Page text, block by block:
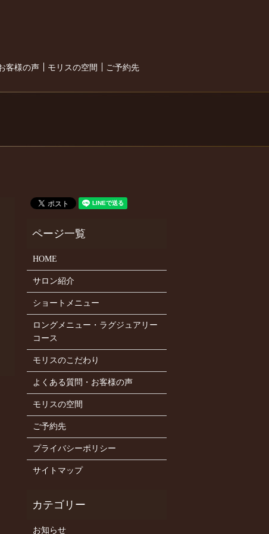
客様の声 モリスの空間 ご予約先
HOME
サロン紹介
ショートメニュー
ロングメニュー・ラグジュアリー
コース
モリスのこだわり
よくある質問・お客様の声
モリスの空間
ご予約先
プライバシーポリシー
サイトマップ
お知らせ